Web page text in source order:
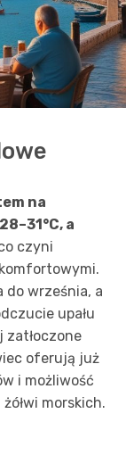
na
28–31°C, a
czyni
do września, a
upału
zatłoczone
oferują już
i możliwość
morskich.